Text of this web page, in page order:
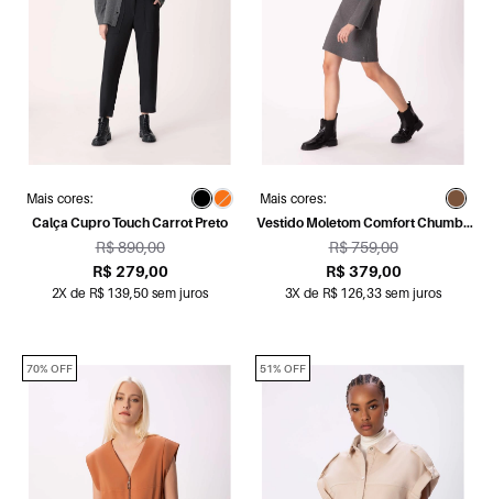
Mais cores:
Calça Cupro Touch Carrot Preto
R$ 890,00
R$ 279,00
2X de R$ 139,50 sem juros
Mais cores:
Vestido Moletom Comfort Chumbo
Mescla
R$ 759,00
R$ 379,00
3X de R$ 126,33 sem juros
70% OFF 51% OFF